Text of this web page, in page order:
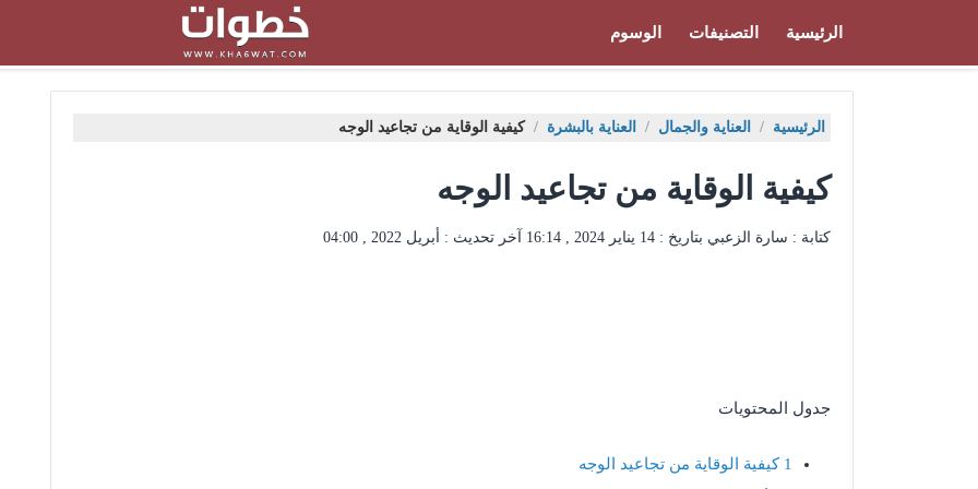
الرئيسية التصنيفات الوسوم
الرئيسية / العناية والجمال / العناية بالبشرة / كيفية الوقاية من تجاعيد الوجه
كيفية الوقاية من تجاعيد الوجه
كتابة : سارة الزعبي بتاريخ : 14 يناير 2024 , 16:14 آخر تحديث : أبريل 2022 , 04:00
جدول المحتويات
1 كيفية الوقاية من تجاعيد الوجه